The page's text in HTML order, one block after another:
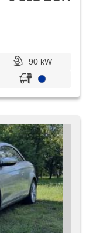
90 kW